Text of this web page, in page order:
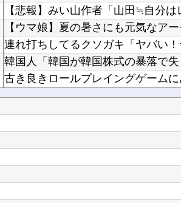
【ウマ娘】夏の暑さにも元気なア
古き良きロールプレイングゲーム
【朗報】「GANTZ」の全巻100円
【Vtuber】長侍が生まれてもう4年
伝説のクソゲー『たけしの挑戦状